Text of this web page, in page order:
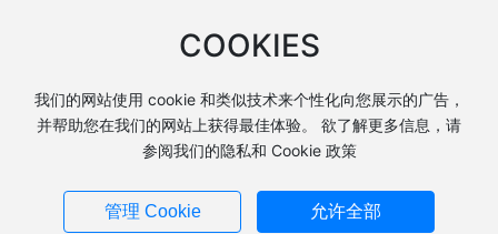
提交
COOKIES
我们的网站使用 cookie 和类似技术来个性化向您展示的广告，
并帮助您在我们的网站上获得最佳体验。 欲了解更多信息，请
参阅我们的隐私和 Cookie 政策
管理 Cookie 允许全部
网站建设：中企动力 青岛|标签